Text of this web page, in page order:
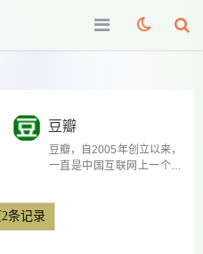
豆瓣
豆瓣，自2005年创立以来，
一直是中国互联网上一个独
豆瓣的核心魅力在于其小众
2条记录